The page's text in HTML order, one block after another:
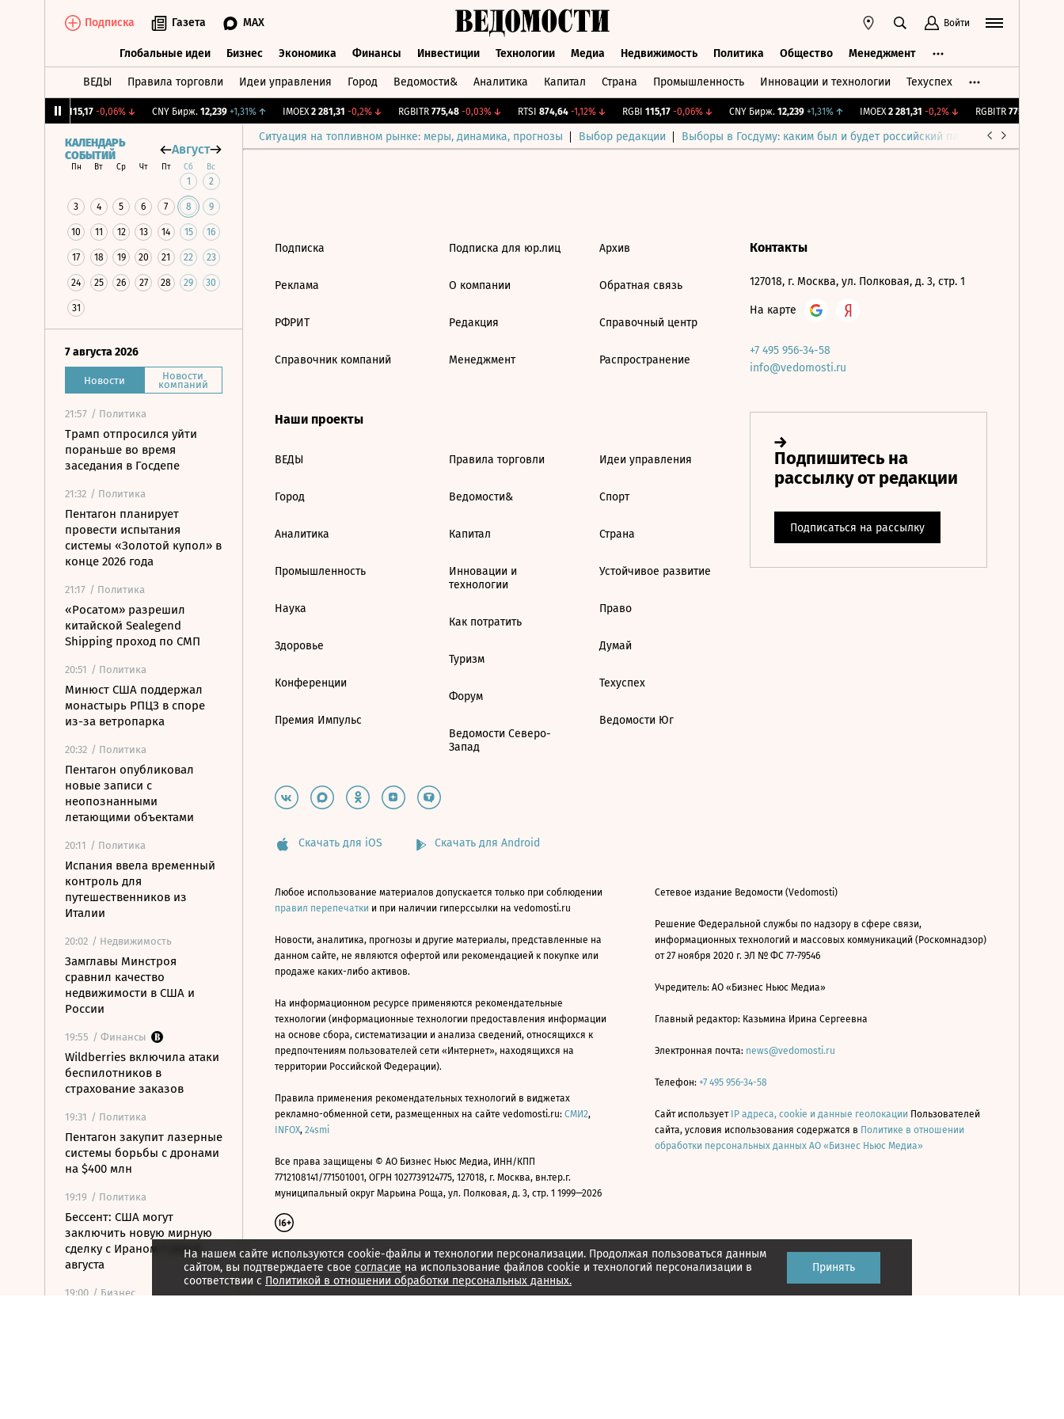
Подписка Газета MAX Войти
Глобальные идеи Бизнес Экономика Финансы Инвестиции Технологии Медиа Недвижимость Политика Общество Менеджмент
ВЕДЫ Правила торговли Идеи управления Город Ведомости& Аналитика Капитал Страна Промышленность Инновации и технологии Техуспех
115,17 -0,06%↓ CNY Бирж. 12,239 +1,31%↑ IMOEX 2 281,31 -0,2%↓ RGBITR 775,48 -0,03%↓ RTSI 874,64 -1,12%↓ RGBI 115,17 -0,06%↓ CNY Бирж. 12,239 +1,31%↑ IMOEX 2 281,31 -0,2%↓ RGBITR 775,48
Ситуация на топливном рынке: меры, динамика, прогнозы Выбор редакции Выборы в Госдуму: каким был и будет российский парламент
КАЛЕНДАРЬ
СОБЫТИЙ
Август
Пн Вт Ср Чт Пт Сб Вс
1 2
3 4 5 6 7 8 9
10 11 12 13 14 15 16
17 18 19 20 21 22 23
24 25 26 27 28 29 30
31
7 августа 2026
Новости Новости
компаний
21:57 / Политика
Трамп отпросился уйти
пораньше во время
заседания в Госдепе
21:32 / Политика
Пентагон планирует
провести испытания
системы «Золотой купол» в
конце 2026 года
21:17 / Политика
«Росатом» разрешил
китайской Sealegend
Shipping проход по СМП
20:51 / Политика
Минюст США поддержал
монастырь РПЦЗ в споре
из-за ветропарка
20:32 / Политика
Пентагон опубликовал
новые записи с
неопознанными
летающими объектами
20:11 / Политика
Испания ввела временный
контроль для
путешественников из
Италии
20:02 / Недвижимость
Замглавы Минстроя
сравнил качество
недвижимости в США и
России
19:55 / Финансы
Wildberries включила атаки
беспилотников в
страхование заказов
19:31 / Политика
Пентагон закупит лазерные
системы борьбы с дронами
на $400 млн
19:19 / Политика
Бессент: США могут
заключить новую мирную
сделку с Ираном 7 или 8
августа
19:00 / Бизнес
На нашем сайте используются cookie-файлы и технологии персонализации. Продолжая пользоваться данным
сайтом, вы подтверждаете свое согласие на использование файлов cookie и технологий персонализации в
соответствии с Политикой в отношении обработки персональных данных.
Принять
Подписка
Реклама
РФРИТ
Справочник компаний
Подписка для юр.лиц
О компании
Редакция
Менеджмент
Архив
Обратная связь
Справочный центр
Распространение
Наши проекты
ВЕДЫ
Город
Аналитика
Промышленность
Наука
Здоровье
Конференции
Премия Импульс
Правила торговли
Ведомости&
Капитал
Инновации и
технологии
Как потратить
Туризм
Форум
Ведомости Северо-
Запад
Идеи управления
Спорт
Страна
Устойчивое развитие
Право
Думай
Техуспех
Ведомости Юг
Контакты
127018, г. Москва, ул. Полковая, д. 3, стр. 1
На карте
+7 495 956-34-58
info@vedomosti.ru
Скачать для iOS Скачать для Android
Любое использование материалов допускается только при соблюдении
правил перепечатки и при наличии гиперссылки на vedomosti.ru
Новости, аналитика, прогнозы и другие материалы, представленные на
данном сайте, не являются офертой или рекомендацией к покупке или
продаже каких-либо активов.
На информационном ресурсе применяются рекомендательные
технологии (информационные технологии предоставления информации
на основе сбора, систематизации и анализа сведений, относящихся к
предпочтениям пользователей сети «Интернет», находящихся на
территории Российской Федерации).
Правила применения рекомендательных технологий в виджетах
рекламно-обменной сети, размещенных на сайте vedomosti.ru: СМИ2,
INFOX, 24smi
Все права защищены © АО Бизнес Ньюс Медиа, ИНН/КПП
7712108141/771501001, ОГРН 1027739124775, 127018, г. Москва, вн.тер.г.
муниципальный округ Марьина Роща, ул. Полковая, д. 3, стр. 1 1999—2026
Сетевое издание Ведомости (Vedomosti)
Решение Федеральной службы по надзору в сфере связи,
информационных технологий и массовых коммуникаций (Роскомнадзор)
от 27 ноября 2020 г. ЭЛ № ФС 77-79546
Учредитель: АО «Бизнес Ньюс Медиа»
Главный редактор: Казьмина Ирина Сергеевна
Электронная почта: news@vedomosti.ru
Телефон: +7 495 956-34-58
Сайт использует IP адреса, cookie и данные геолокации Пользователей
сайта, условия использования содержатся в Политике в отношении
обработки персональных данных АО «Бизнес Ньюс Медиа»